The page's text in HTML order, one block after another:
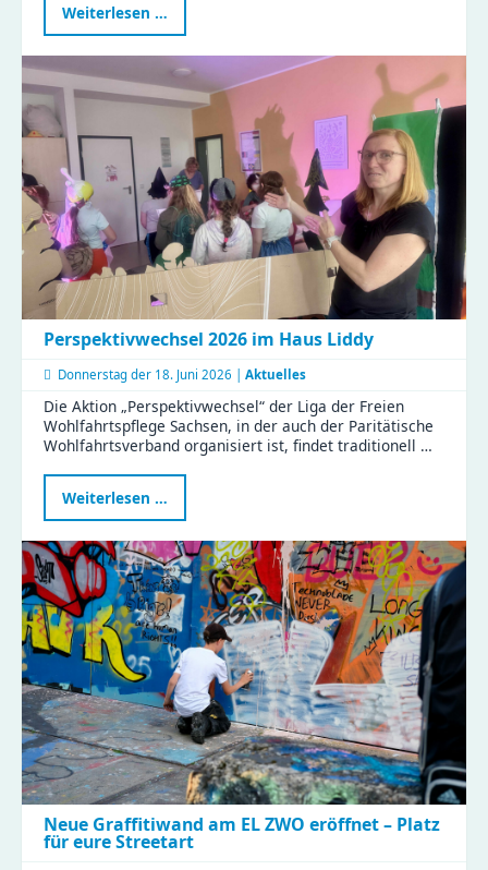
Weiterlesen …
in
der
Kita
Flohzirkus
Perspektivwechsel 2026 im Haus Liddy
Donnerstag der 18. Juni 2026 | Aktuelles
Die Aktion „Perspektivwechsel“ der Liga der Freien
Wohlfahrtspflege Sachsen, in der auch der Paritätische
Wohlfahrtsverband organisiert ist, findet traditionell …
Weiterlesen …
2026
im
Haus
Liddy
Neue Graffitiwand am EL ZWO eröffnet – Platz
für eure Streetart